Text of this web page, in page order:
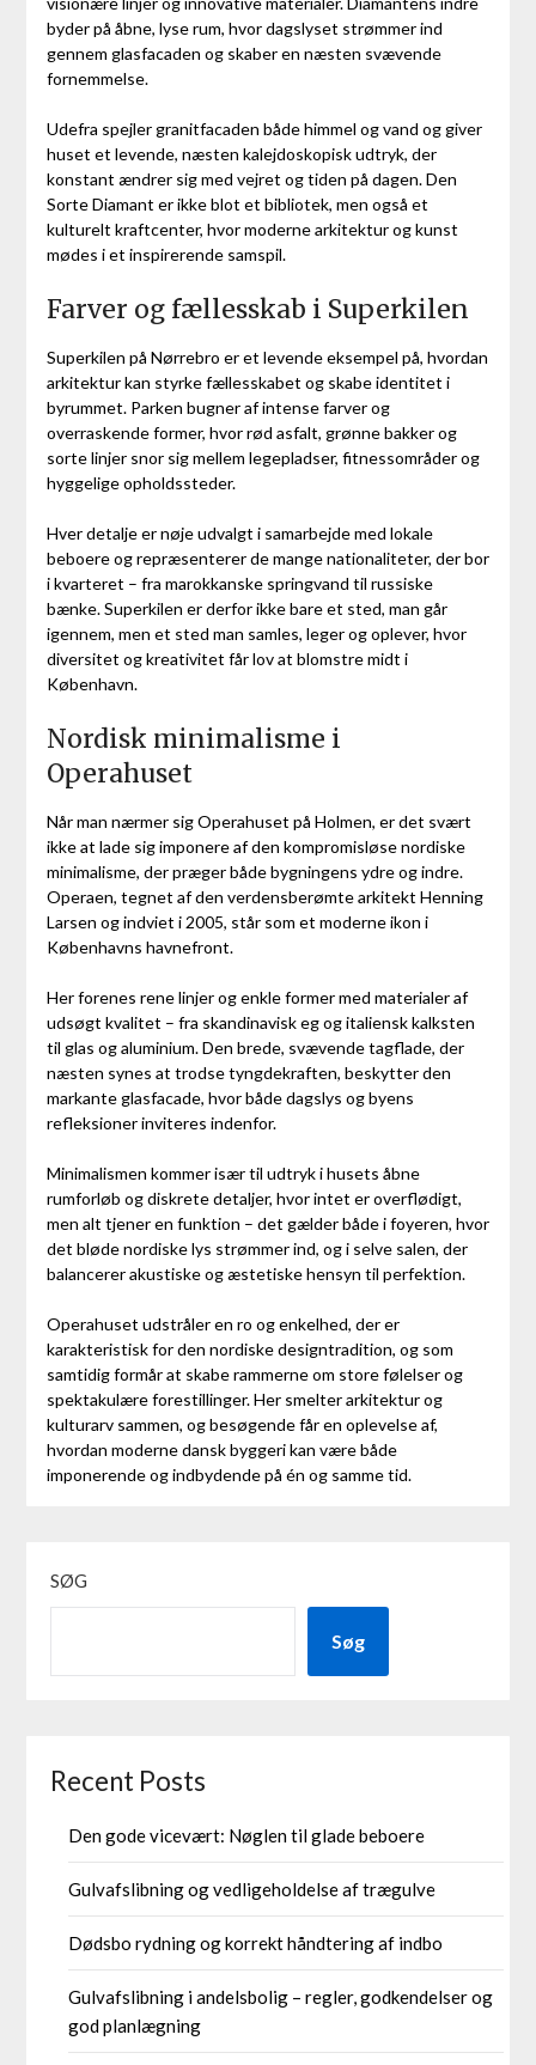
byder på åbne, lyse rum, hvor dagslyset strømmer ind
gennem glasfacaden og skaber en næsten svævende
fornemmelse.
Udefra spejler granitfacaden både himmel og vand og giver
huset et levende, næsten kalejdoskopisk udtryk, der
konstant ændrer sig med vejret og tiden på dagen. Den
Sorte Diamant er ikke blot et bibliotek, men også et
kulturelt kraftcenter, hvor moderne arkitektur og kunst
mødes i et inspirerende samspil.
Farver og fællesskab i Superkilen
Superkilen på Nørrebro er et levende eksempel på, hvordan
arkitektur kan styrke fællesskabet og skabe identitet i
byrummet. Parken bugner af intense farver og
overraskende former, hvor rød asfalt, grønne bakker og
sorte linjer snor sig mellem legepladser, fitnessområder og
hyggelige opholdssteder.
Hver detalje er nøje udvalgt i samarbejde med lokale
beboere og repræsenterer de mange nationaliteter, der bor
i kvarteret – fra marokkanske springvand til russiske
bænke. Superkilen er derfor ikke bare et sted, man går
igennem, men et sted man samles, leger og oplever, hvor
diversitet og kreativitet får lov at blomstre midt i
København.
Nordisk minimalisme i
Operahuset
Når man nærmer sig Operahuset på Holmen, er det svært
ikke at lade sig imponere af den kompromisløse nordiske
minimalisme, der præger både bygningens ydre og indre.
Operaen, tegnet af den verdensberømte arkitekt Henning
Larsen og indviet i 2005, står som et moderne ikon i
Københavns havnefront.
Her forenes rene linjer og enkle former med materialer af
udsøgt kvalitet – fra skandinavisk eg og italiensk kalksten
til glas og aluminium. Den brede, svævende tagflade, der
næsten synes at trodse tyngdekraften, beskytter den
markante glasfacade, hvor både dagslys og byens
refleksioner inviteres indenfor.
Minimalismen kommer især til udtryk i husets åbne
rumforløb og diskrete detaljer, hvor intet er overflødigt,
men alt tjener en funktion – det gælder både i foyeren, hvor
det bløde nordiske lys strømmer ind, og i selve salen, der
balancerer akustiske og æstetiske hensyn til perfektion.
Operahuset udstråler en ro og enkelhed, der er
karakteristisk for den nordiske designtradition, og som
samtidig formår at skabe rammerne om store følelser og
spektakulære forestillinger. Her smelter arkitektur og
kulturarv sammen, og besøgende får en oplevelse af,
hvordan moderne dansk byggeri kan være både
imponerende og indbydende på én og samme tid.
SØG
Søg
Recent Posts
Den gode vicevært: Nøglen til glade beboere
Gulvafslibning og vedligeholdelse af trægulve
Dødsbo rydning og korrekt håndtering af indbo
Gulvafslibning i andelsbolig – regler, godkendelser og
god planlægning